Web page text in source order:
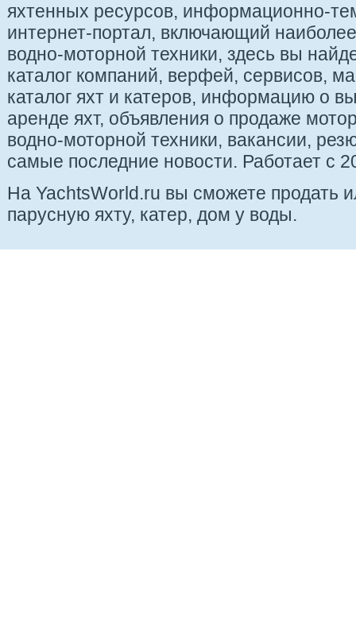
яхтенных ресурсов, информационно-
интернет-портал, включающий
водно-моторной техники, здесь вы
каталог компаний, верфей, сервисов,
каталог яхт и катеров, информацию о
аренде яхт, объявления о продаже
водно-моторной техники, вакансии,
самые последние новости. Работает с
На YachtsWorld.ru вы сможете продать
парусную яхту, катер, дом у воды.